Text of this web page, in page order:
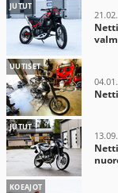
JUTUT
UUTISET
JUTUT
KOEAJOT